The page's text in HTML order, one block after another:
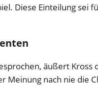
Diese Einteilung sei
äußert Kross
nach nie die